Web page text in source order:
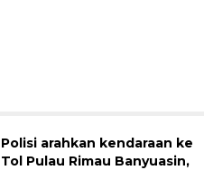
Polisi arahkan kendaraan ke
Tol Pulau Rimau Banyuasin,